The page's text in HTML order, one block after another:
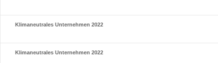
Klimaneutrales Unternehmen 2022
Klimaneutrales Unternehmen 2022